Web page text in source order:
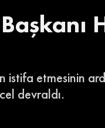
etmesinin
devraldı.